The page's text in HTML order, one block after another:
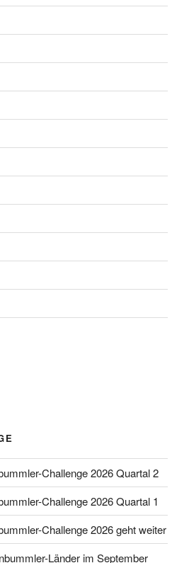
Challenge 2026 Quartal 2
Challenge 2026 Quartal 1
Challenge 2026 geht weiter
Länder im September